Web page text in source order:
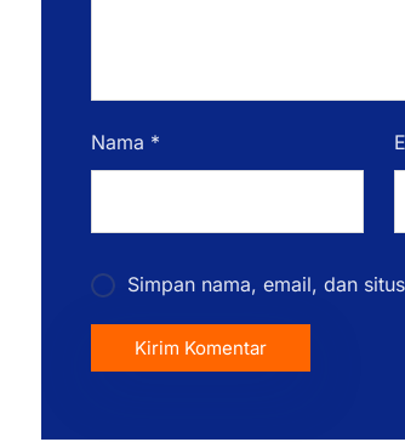
Nama *
Simpan nama, email, dan